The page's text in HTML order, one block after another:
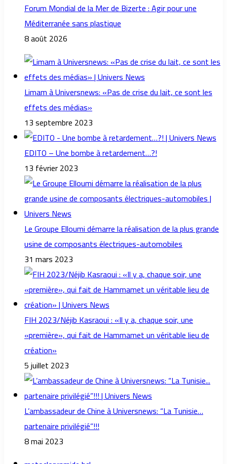
Forum Mondial de la Mer de Bizerte : Agir pour une
Méditerranée sans plastique
8 août 2026
Limam à Universnews: «Pas de crise du lait, ce sont les
effets des médias»
13 septembre 2023
EDITO – Une bombe à retardement…?!
13 février 2023
Le Groupe Elloumi démarre la réalisation de la plus grande
usine de composants électriques-automobiles
31 mars 2023
FIH 2023/Néjib Kasraoui : «Il y a, chaque soir, une
«première», qui fait de Hammamet un véritable lieu de
création»
5 juillet 2023
L’ambassadeur de Chine à Universnews: “La Tunisie…
partenaire privilégié”!!!
8 mai 2023